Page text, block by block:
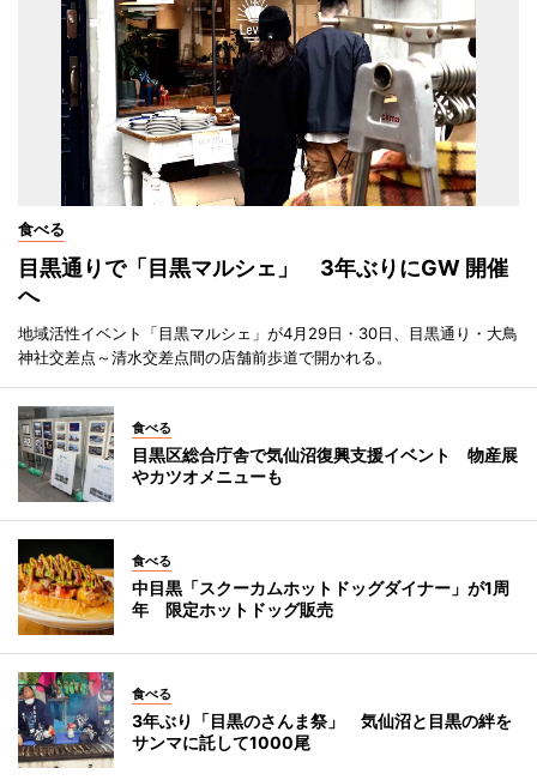
食べる
目黒通りで「目黒マルシェ」 3年ぶりにGW 開催
へ
地域活性イベント「目黒マルシェ」が4月29日・30日、目黒通り・大鳥
神社交差点～清水交差点間の店舗前歩道で開かれる。
食べる
目黒区総合庁舎で気仙沼復興支援イベント 物産展
やカツオメニューも
食べる
中目黒「スクーカムホットドッグダイナー」が1周
年 限定ホットドッグ販売
食べる
3年ぶり「目黒のさんま祭」 気仙沼と目黒の絆を
サンマに託して1000尾